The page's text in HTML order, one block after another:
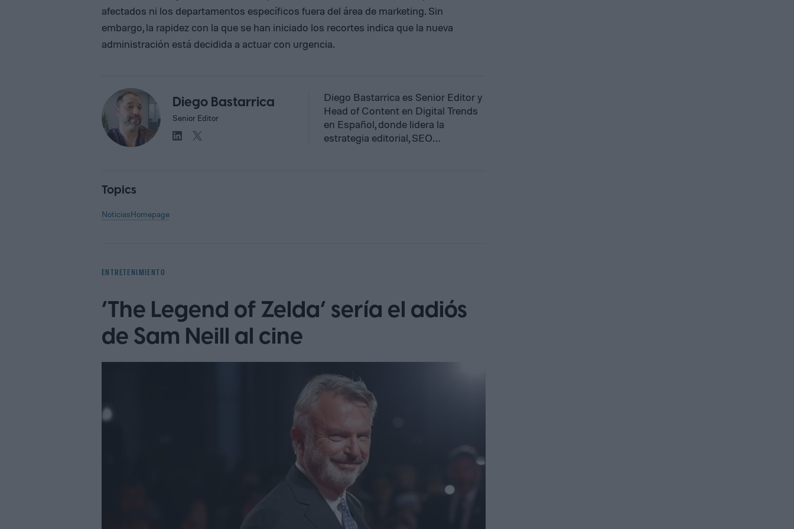
afectados ni los departamentos específicos fuera del área de marketing. Sin
embargo, la rapidez con la que se han iniciado los recortes indica que la nueva
administración está decidida a actuar con urgencia.
Diego Bastarrica
Senior Editor
Diego Bastarrica es Senior Editor y
Head of Content en Digital Trends
en Español, donde lidera la
estrategia editorial, SEO…
Topics
NoticiasHomepage
ENTRETENIMIENTO
‘The Legend of Zelda’ sería el adiós
de Sam Neill al cine